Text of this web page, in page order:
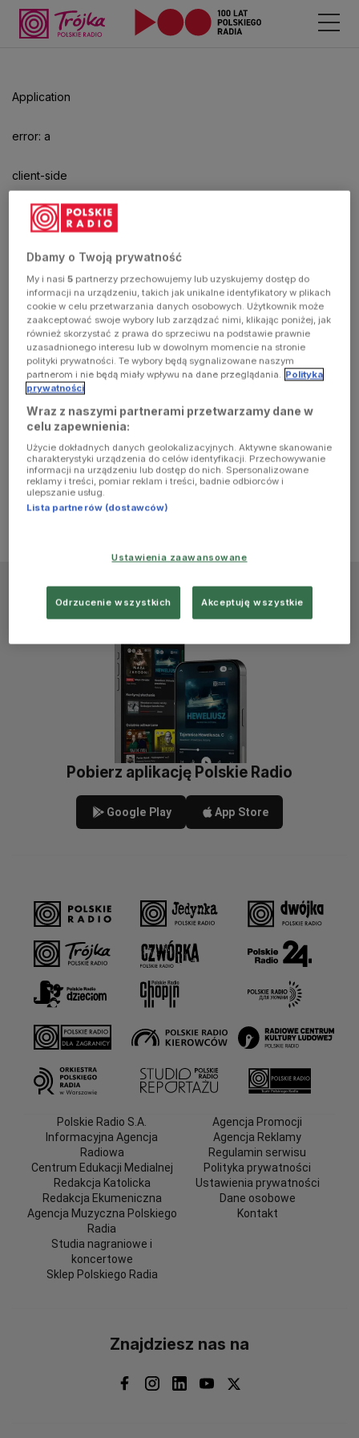
Application
error: a
client-side
exception
has
occurred
(see the
browser
console for
more
information)
aby
odtwarzać.
Pobierz aplikację Polskie Radio
Google Play App Store
Polskie Radio S.A.
Informacyjna Agencja
Radiowa
Centrum Edukacji Medialnej
Redakcja Katolicka
Redakcja Ekumeniczna
Agencja Muzyczna Polskiego
Radia
Studia nagraniowe i
koncertowe
Sklep Polskiego Radia
Agencja Promocji
Agencja Reklamy
Regulamin serwisu
Polityka prywatności
Ustawienia prywatności
Dane osobowe
Kontakt
Znajdziesz nas na
Dbamy o Twoją prywatność
My i nasi5 partnerzy przechowujemy lub uzyskujemy dostęp do
informacji na urządzeniu, takich jak unikalne identyfikatory w plikach
cookie w celu przetwarzania danych osobowych. Użytkownik może
zaakceptować swoje wybory lub zarządzać nimi, klikając poniżej, jak
również skorzystać z prawa do sprzeciwu na podstawie prawnie
uzasadnionego interesu lub w dowolnym momencie na stronie
polityki prywatności. Te wybory będą sygnalizowane naszym
partnerom i nie będą miały wpływu na dane przeglądania. Polityka
prywatności
Wraz z naszymi partnerami przetwarzamy dane w
celu zapewnienia:
Użycie dokładnych danych geolokalizacyjnych. Aktywne skanowanie
charakterystyki urządzenia do celów identyfikacji. Przechowywanie
informacji na urządzeniu lub dostęp do nich. Spersonalizowane
reklamy i treści, pomiar reklam i treści, badnie odbiorców i
ulepszanie usług.
Lista partnerów (dostawców)
Ustawienia zaawansowane
Odrzucenie wszystkich Akceptuję wszystkie